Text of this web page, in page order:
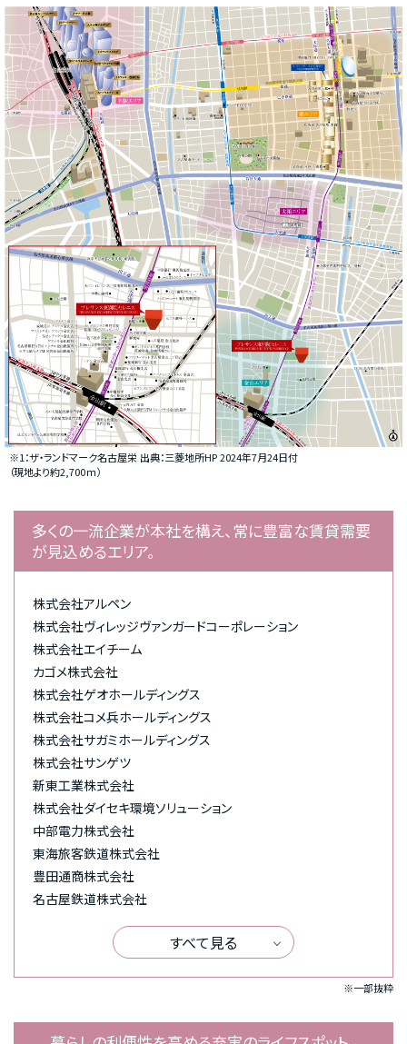
※1：ザ・ランドマーク名古屋栄 出典：三菱地所HP 2024年7月24日付
（現地より約2,700ｍ）
多くの一流企業が本社を構え、常に豊富な賃貸需要
が見込めるエリア。
株式会社アルペン
株式会社ヴィレッジヴァンガードコーポレーション
株式会社エイチーム
カゴメ株式会社
株式会社ゲオホールディングス
株式会社コメ兵ホールディングス
株式会社サガミホールディングス
株式会社サンゲツ
新東工業株式会社
株式会社ダイセキ環境ソリューション
中部電力株式会社
東海旅客鉄道株式会社
豊田通商株式会社
名古屋鉄道株式会社
すべて見る
※一部抜粋